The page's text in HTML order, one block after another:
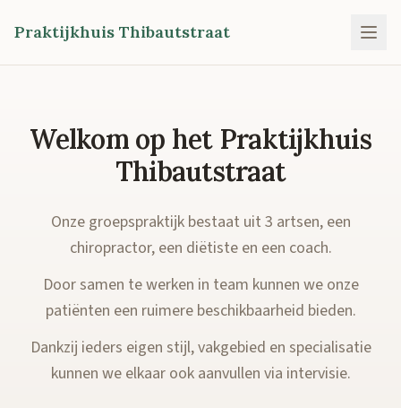
Praktijkhuis Thibautstraat
Welkom op het Praktijkhuis
Thibautstraat
Onze groepspraktijk bestaat uit 3 artsen, een
chiropractor, een diëtiste en een coach.
Door samen te werken in team kunnen we onze
patiënten een ruimere beschikbaarheid bieden.
Dankzij ieders eigen stijl, vakgebied en specialisatie
kunnen we elkaar ook aanvullen via intervisie.